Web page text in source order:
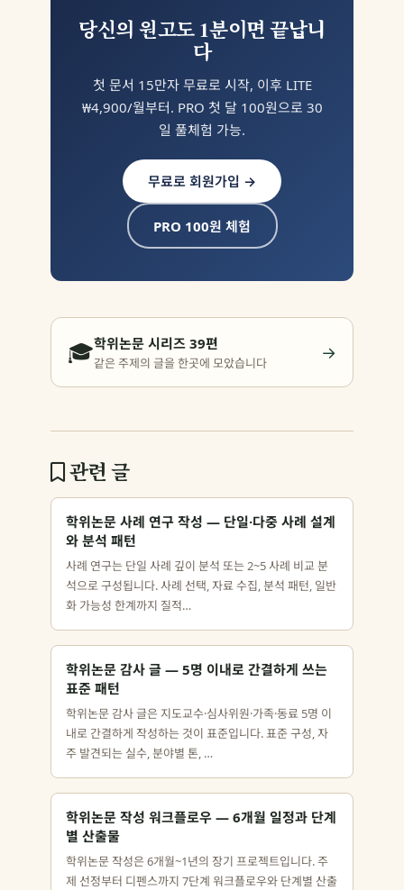
당신의 원고도 1분이면 끝납니
다
첫 문서 15만자 무료로 시작, 이후 LITE
₩4,900/월부터. PRO 첫 달 100원으로 30
일 풀체험 가능.
무료로 회원가입 →
PRO 100원 체험
🎓학위논문 시리즈 39편
같은 주제의 글을 한곳에 모았습니다 →
관련 글
학위논문 사례 연구 작성 — 단일·다중 사례 설계
와 분석 패턴
사례 연구는 단일 사례 깊이 분석 또는 2~5 사례 비교 분
석으로 구성됩니다. 사례 선택, 자료 수집, 분석 패턴, 일반
화 가능성 한계까지 질적…
학위논문 감사 글 — 5명 이내로 간결하게 쓰는
표준 패턴
학위논문 감사 글은 지도교수·심사위원·가족·동료 5명 이
내로 간결하게 작성하는 것이 표준입니다. 표준 구성, 자
주 발견되는 실수, 분야별 톤, …
학위논문 작성 워크플로우 — 6개월 일정과 단계
별 산출물
학위논문 작성은 6개월~1년의 장기 프로젝트입니다. 주
제 선정부터 디펜스까지 7단계 워크플로우와 단계별 산출